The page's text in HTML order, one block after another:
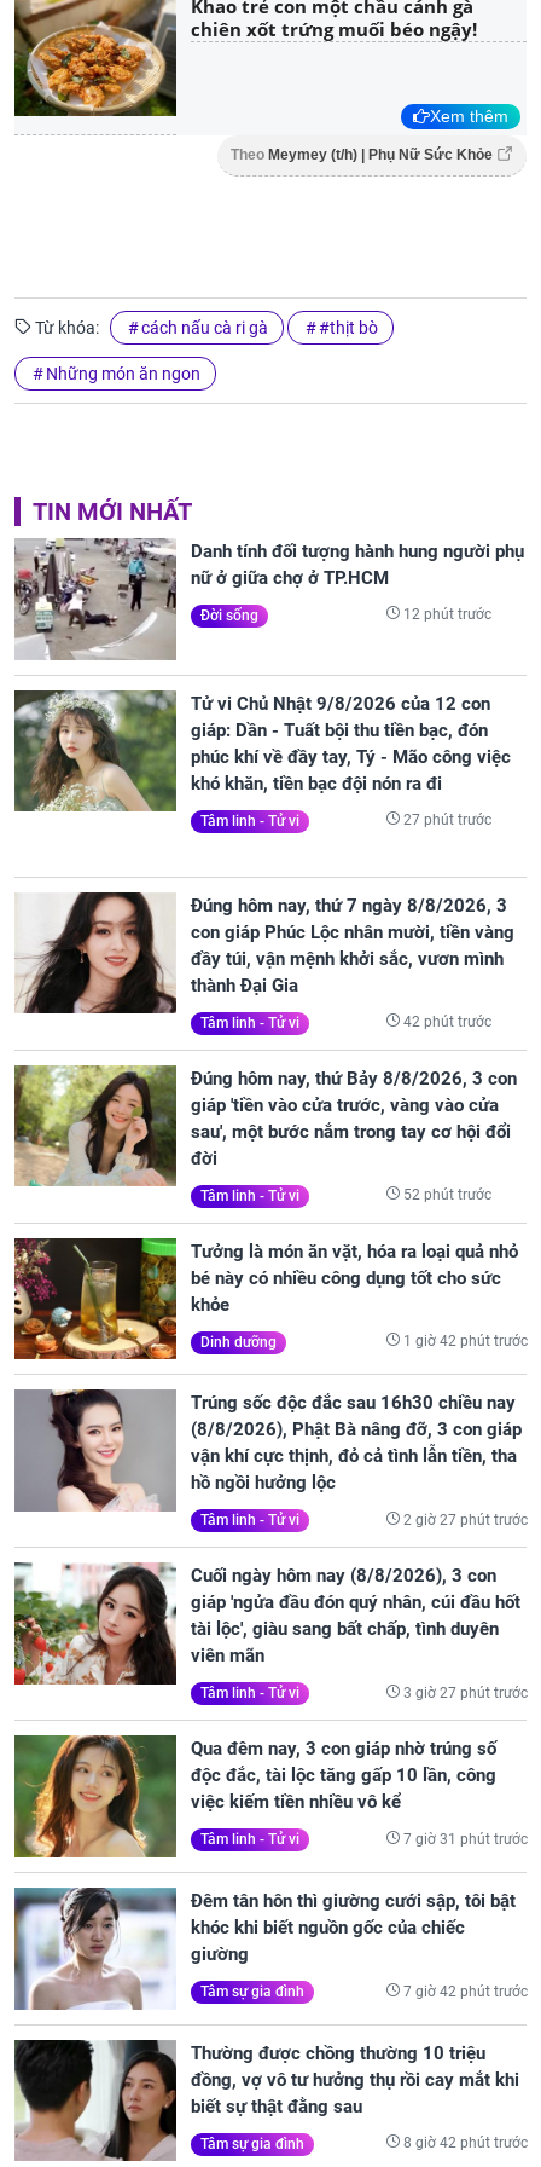
Khao trẻ con một chầu cánh gà
chiên xốt trứng muối béo ngậy!
Xem thêm
Theo Meymey (t/h) | Phụ Nữ Sức Khỏe
Từ khóa: cách nấu cà ri gà #thịt bò
Những món ăn ngon
TIN MỚI NHẤT
Danh tính đối tượng hành hung người phụ
nữ ở giữa chợ ở TP.HCM
Đời sống 12 phút trước
Tử vi Chủ Nhật 9/8/2026 của 12 con
giáp: Dần - Tuất bội thu tiền bạc, đón
phúc khí về đầy tay, Tý - Mão công việc
khó khăn, tiền bạc đội nón ra đi
Tâm linh - Tử vi 27 phút trước
Đúng hôm nay, thứ 7 ngày 8/8/2026, 3
con giáp Phúc Lộc nhân mười, tiền vàng
đầy túi, vận mệnh khởi sắc, vươn mình
thành Đại Gia
Tâm linh - Tử vi 42 phút trước
Đúng hôm nay, thứ Bảy 8/8/2026, 3 con
giáp 'tiền vào cửa trước, vàng vào cửa
sau', một bước nắm trong tay cơ hội đổi
đời
Tâm linh - Tử vi 52 phút trước
Tưởng là món ăn vặt, hóa ra loại quả nhỏ
bé này có nhiều công dụng tốt cho sức
khỏe
Dinh dưỡng 1 giờ 42 phút trước
Trúng sốc độc đắc sau 16h30 chiều nay
(8/8/2026), Phật Bà nâng đỡ, 3 con giáp
vận khí cực thịnh, đỏ cả tình lẫn tiền, tha
hồ ngồi hưởng lộc
Tâm linh - Tử vi 2 giờ 27 phút trước
Cuối ngày hôm nay (8/8/2026), 3 con
giáp 'ngửa đầu đón quý nhân, cúi đầu hốt
tài lộc', giàu sang bất chấp, tình duyên
viên mãn
Tâm linh - Tử vi 3 giờ 27 phút trước
Qua đêm nay, 3 con giáp nhờ trúng số
độc đắc, tài lộc tăng gấp 10 lần, công
việc kiếm tiền nhiều vô kể
Tâm linh - Tử vi 7 giờ 31 phút trước
Đêm tân hôn thì giường cưới sập, tôi bật
khóc khi biết nguồn gốc của chiếc
giường
Tâm sự gia đình 7 giờ 42 phút trước
Thường được chồng thường 10 triệu
đồng, vợ vô tư hưởng thụ rồi cay mắt khi
biết sự thật đằng sau
Tâm sự gia đình 8 giờ 42 phút trước